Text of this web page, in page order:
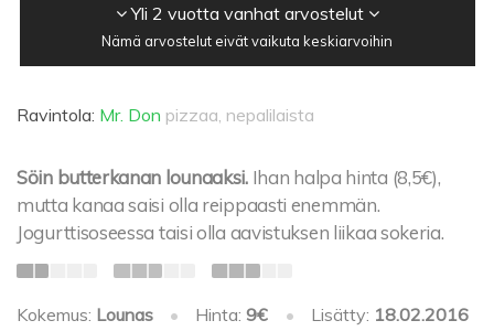
Yli 2 vuotta vanhat arvostelut
Nämä arvostelut eivät vaikuta keskiarvoihin
Ravintola: Mr. Don pizzaa, nepalilaista
Söin butterkanan lounaaksi. Ihan halpa hinta (8,5€),
mutta kanaa saisi olla reippaasti enemmän.
Jogurttisoseessa taisi olla aavistuksen liikaa sokeria.
Kokemus: Lounas • Hinta:9€ • Lisätty: 18.02.2016